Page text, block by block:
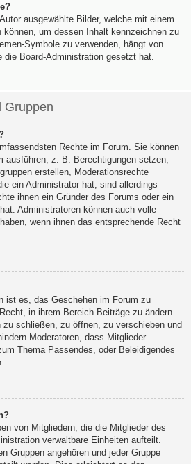
ausgewählte Bilder, welche mit einem
können, um dessen Inhalt kennzeichnen zu
Symbole zu verwenden, hängt von
die Board-Administration gesetzt hat.
Gruppen
Rechte im Forum. Sie können
ausführen; z. B. Berechtigungen setzen,
erstellen, Moderationsrechte
ein Administrator hat, sind allerdings
ihnen ein Gründer des Forums oder ein
Administratoren können auch volle
wenn ihnen das entsprechende Recht
ist es, das Geschehen im Forum zu
in ihrem Bereich Beiträge zu ändern
zu schließen, zu öffnen, zu verschieben und
Moderatoren, dass Mitglieder
Thema Passendes, oder Beleidigendes
von Mitgliedern, die die Mitglieder des
verwaltbare Einheiten aufteilt.
Gruppen angehören und jeder Gruppe